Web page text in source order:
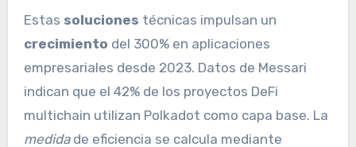
Estas soluciones técnicas impulsan un
crecimiento del 300% en aplicaciones
empresariales desde 2023. Datos de Messari
indican que el 42% de los proyectos DeFi
multichain utilizan Polkadot como capa base. La
medidade eficiencia se calcula mediante